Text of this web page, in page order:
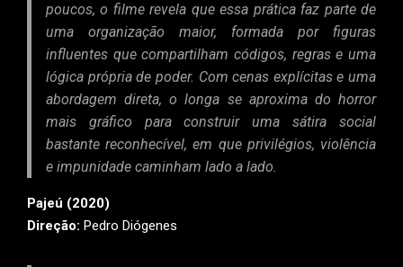
poucos, o filme revela que essa prática faz parte de
uma organização maior, formada por figuras
influentes que compartilham códigos, regras e uma
lógica própria de poder. Com cenas explícitas e uma
abordagem direta, o longa se aproxima do horror
mais gráfico para construir uma sátira social
bastante reconhecível, em que privilégios, violência
e impunidade caminham lado a lado.
Pajeú (2020)
Direção: Pedro Diógenes